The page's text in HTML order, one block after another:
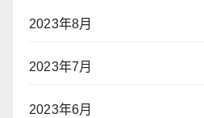
2023年8月
2023年7月
2023年6月